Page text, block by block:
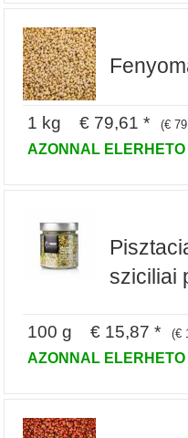
1 kg € 79,61 * (€
AZONNAL ELERHETO
sziciliai
100 g € 15,87 * (€
AZONNAL ELERHETO